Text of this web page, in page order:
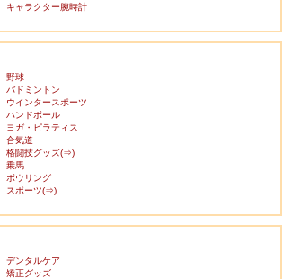
キャラクター腕時計
野球
バドミントン
ウインタースポーツ
ハンドボール
ヨガ・ピラティス
合気道
格闘技グッズ(⇒)
乗馬
ボウリング
スポーツ(⇒)
デンタルケア
矯正グッズ